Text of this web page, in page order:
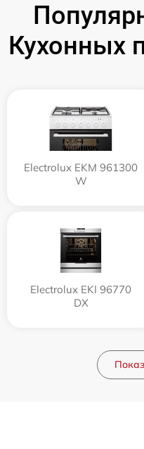
Кухонных
Electrolux EKM 961300
W
Electrolux EKI 96770
DX